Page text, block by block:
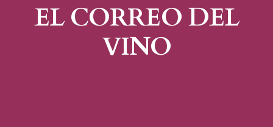
EL CORREO DEL
VINO